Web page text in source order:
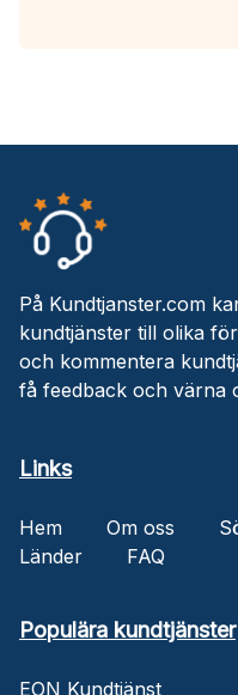
På Kundtjanster.com
kundtjänster till olika
och kommentera
få feedback och värna
Links
Hem Om oss
Länder
FAQ
Populära kundtjänster
EON Kundtjänst